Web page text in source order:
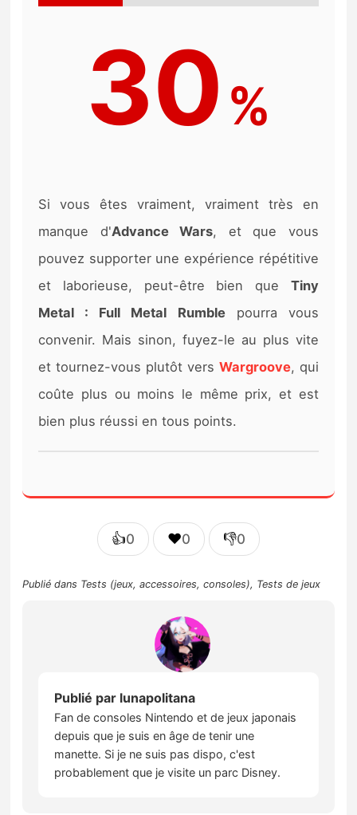
30 %
Si vous êtes vraiment, vraiment très en
manque d'Advance Wars, et que vous
pouvez supporter une expérience répétitive
et laborieuse, peut-être bien que Tiny
Metal : Full Metal Rumblepourra vous
convenir. Mais sinon, fuyez-le au plus vite
et tournez-vous plutôt vers Wargroove, qui
coûte plus ou moins le même prix, et est
bien plus réussi en tous points.
👍0 ❤️0 👎0
Publié dans Tests (jeux, accessoires, consoles), Tests de jeux
Publié par lunapolitana
Fan de consoles Nintendo et de jeux japonais
depuis que je suis en âge de tenir une
manette. Si je ne suis pas dispo, c'est
probablement que je visite un parc Disney.